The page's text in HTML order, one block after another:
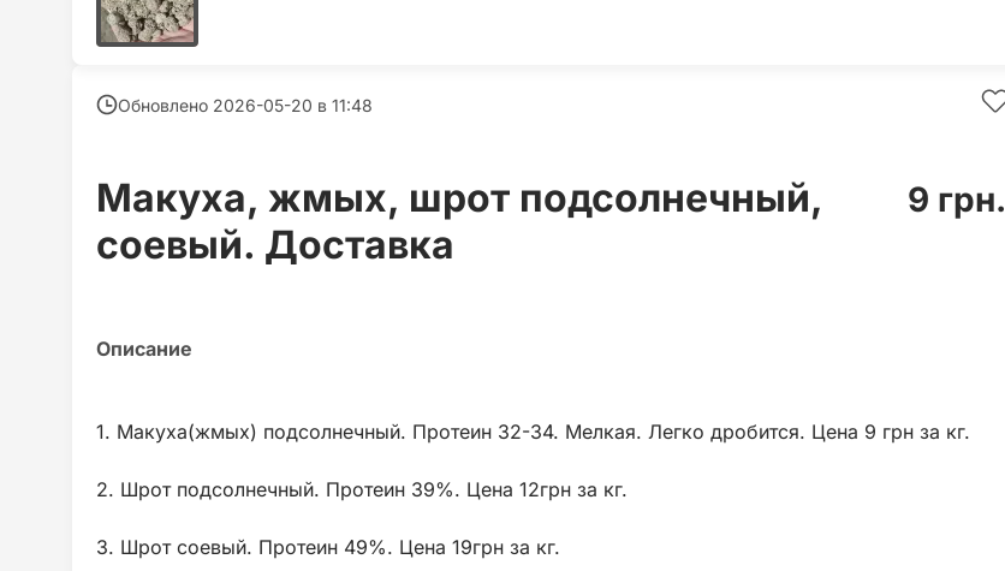
Обновлено 2026-05-20 в 11:48
Макуха, жмых, шрот подсолнечный,
соевый. Доставка
9 грн.
1. Макуха(жмых) подсолнечный. Протеин 32-34. Мелкая. Легко дробится. Цена 9 грн за кг.
2. Шрот подсолнечный. Протеин 39%. Цена 12грн за кг.
3. Шрот соевый. Протеин 49%. Цена 19грн за кг.